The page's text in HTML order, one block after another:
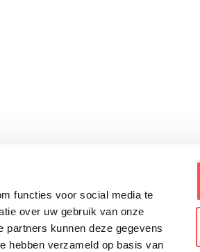
functies voor social media te
over uw gebruik van onze
kunnen deze gegevens
hebben verzameld op basis van